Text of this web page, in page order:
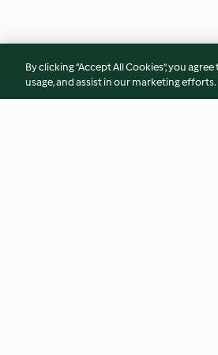
By clicking “Accept All Cookies”, you
usage, and assist in our marketing efforts.